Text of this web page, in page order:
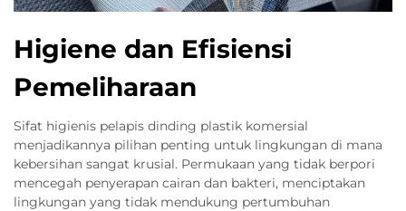
Higiene dan Efisiensi
Pemeliharaan
Sifat higienis pelapis dinding plastik komersial
menjadikannya pilihan penting untuk lingkungan di mana
kebersihan sangat krusial. Permukaan yang tidak berpori
mencegah penyerapan cairan dan bakteri, menciptakan
lingkungan yang tidak mendukung pertumbuhan